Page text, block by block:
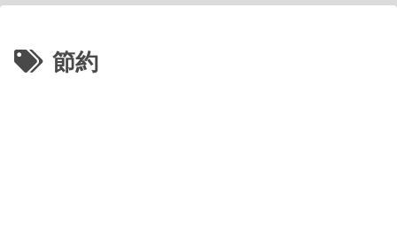
節約